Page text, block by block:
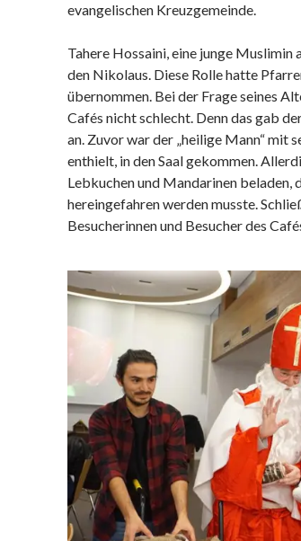
evangelischen Kreuzgemeinde.
Tahere Hossaini, eine junge
den Nikolaus. Diese Rolle hatte
übernommen. Bei der Frage seines
Cafés nicht schlecht. Denn das gab
an. Zuvor war der „heilige Mann“ mit
enthielt, in den Saal gekommen.
Lebkuchen und Mandarinen beladen,
hereingefahren werden musste.
Besucherinnen und Besucher des